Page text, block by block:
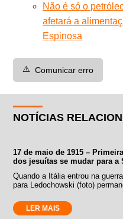
Não é só o
afetará a
Espinosa
⚠️ Comunicar erro
NOTÍCIAS
17 de maio de 1915 –
dos jesuítas se mudar para a
Quando a Itália entrou na
para Ledochowski (foto)
LER MAIS